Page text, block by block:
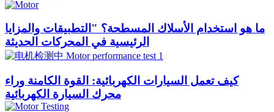
ما هو استخدام الأسلاك المسطحة؟ "التطبيقات والمزايا
الرئيسية في المحركات الحديثة
كيف تعمل السيارات الكهربائية: القوة الكامنة وراء
محرك السيارة الكهربائية